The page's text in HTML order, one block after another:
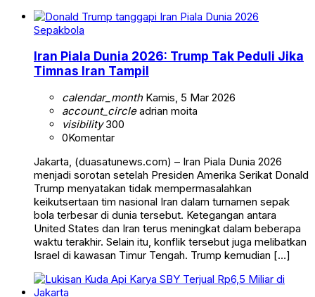
Sepakbola
Iran Piala Dunia 2026: Trump Tak Peduli Jika
Timnas Iran Tampil
calendar_monthKamis, 5 Mar 2026
account_circleadrian moita
visibility300
0Komentar
Jakarta, (duasatunews.com) – Iran Piala Dunia 2026
menjadi sorotan setelah Presiden Amerika Serikat Donald
Trump menyatakan tidak mempermasalahkan
keikutsertaan tim nasional Iran dalam turnamen sepak
bola terbesar di dunia tersebut. Ketegangan antara
United States dan Iran terus meningkat dalam beberapa
waktu terakhir. Selain itu, konflik tersebut juga melibatkan
Israel di kawasan Timur Tengah. Trump kemudian […]